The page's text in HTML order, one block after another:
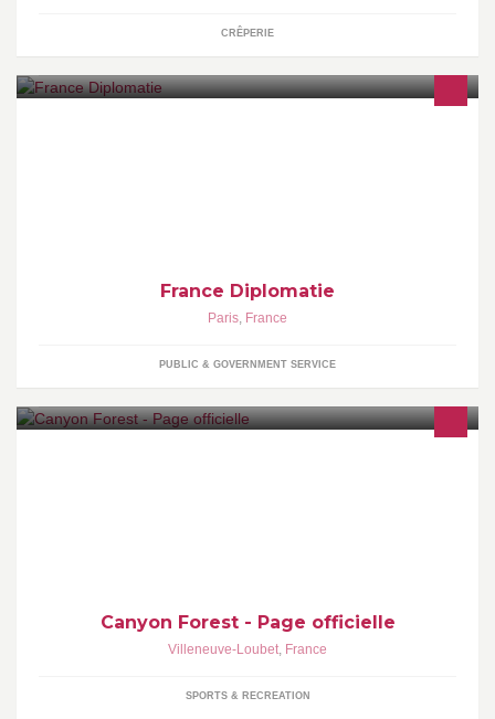
CRÊPERIE
France Diplomatie
Paris, France
PUBLIC & GOVERNMENT SERVICE
Canyon Forest - Page officielle
Villeneuve-Loubet, France
SPORTS & RECREATION